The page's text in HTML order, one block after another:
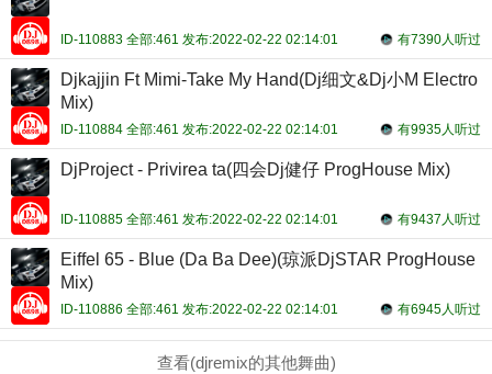
有7390人听过
ID-110883 全部:461 发布:2022-02-22 02:14:01
Djkajjin Ft Mimi-Take My Hand(Dj细文&Dj小M Electro
Mix)
有9935人听过
ID-110884 全部:461 发布:2022-02-22 02:14:01
DjProject - Privirea ta(四会Dj健仔 ProgHouse Mix)
有9437人听过
ID-110885 全部:461 发布:2022-02-22 02:14:01
Eiffel 65 - Blue (Da Ba Dee)(琼派DjSTAR ProgHouse
Mix)
有6945人听过
ID-110886 全部:461 发布:2022-02-22 02:14:01
查看(djremix的其他舞曲)